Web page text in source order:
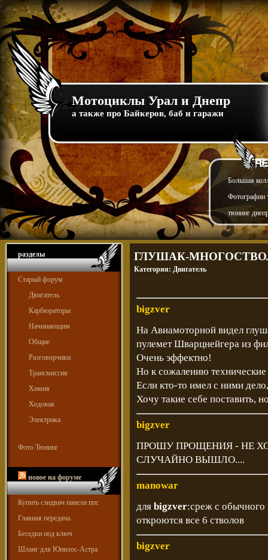
Мотоциклы Урал и Днепр
а также про Байкеров, баб и гаражи
Большая
Фотографии
тюнинг
разделы
Старый форум
Двигатель
Карбюраторы
Начинающим
Общие
Разговорчики
Трансмиссия
Химия
Ходовая
Электрика
Фото Тюнинг
новое на форуме
Купить сэндвич панели ппс
Главная передача.
Беседки под ключ
Шланг для Юнилос-Астра
ГЛУШАК-
Категория: Двигатель
bigzver
На Авиамоторной видел
пулемет Шварцнейгера из
Очень эффектно!
Но к сожалению технические
Если кто-то имел с ними
Хочу такие себе поставить,
bigzver
ПРОШУ ПРОЩЕНИЯ - НЕ
СЛУЧАЙНО ВЫШЛО....
manowar
для bigzver:среж с обычного
откроются все 6 стволов
bigzver